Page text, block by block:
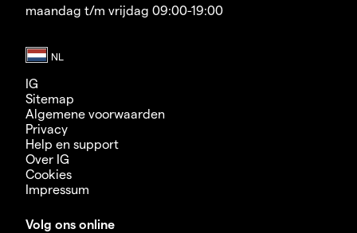
maandag t/m vrijdag 09:00-19:00
IG
Sitemap
Algemene voorwaarden
Privacy
Help en support
Over IG
Cookies
Impressum
Volg ons online